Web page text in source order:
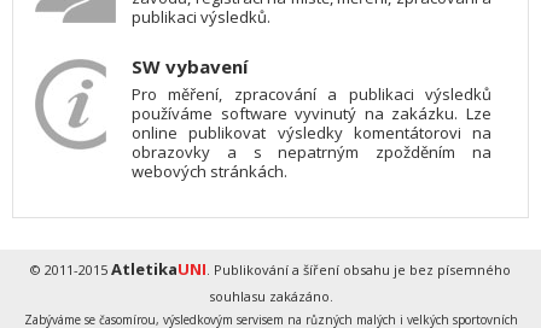
publikaci výsledků.
SW vybavení
Pro měření, zpracování a publikaci výsledků
používáme software vyvinutý na zakázku. Lze
online publikovat výsledky komentátorovi na
obrazovky a s nepatrným zpožděním na
webových stránkách.
© 2011-2015 AtletikaUNI. Publikování a šíření obsahu je bez písemného
souhlasu zakázáno.
Zabýváme se časomírou, výsledkovým servisem na různých malých i velkých sportovních